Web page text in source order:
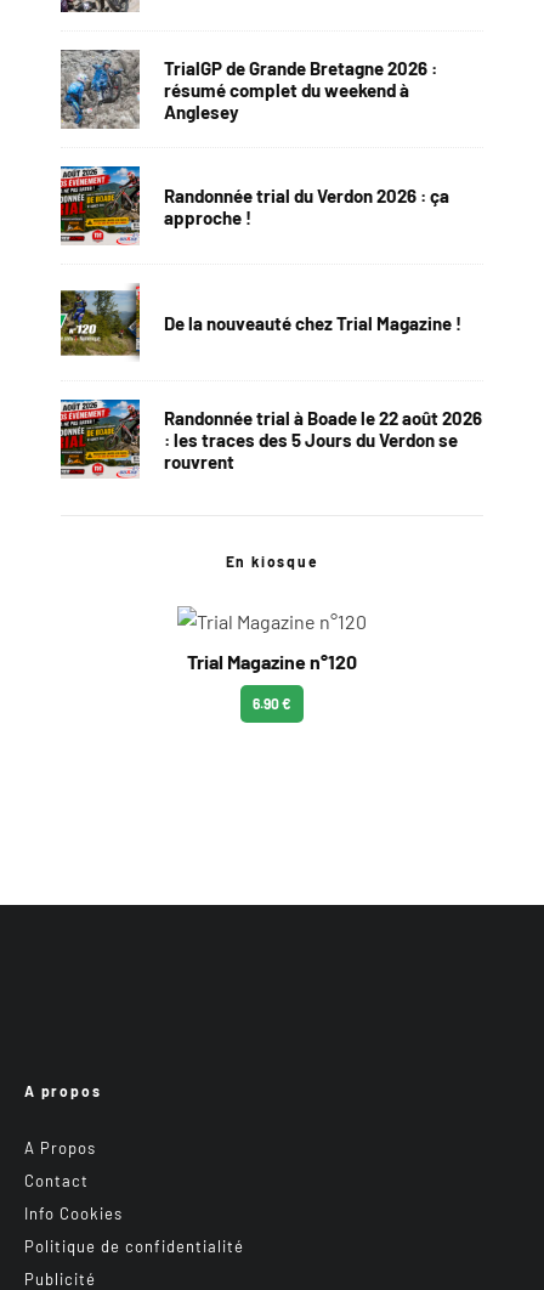
TrialGP de Grande Bretagne 2026 :
résumé complet du weekend à
Anglesey
Randonnée trial du Verdon 2026 : ça
approche !
De la nouveauté chez Trial Magazine !
Randonnée trial à Boade le 22 août 2026
: les traces des 5 Jours du Verdon se
rouvrent
En kiosque
Trial Magazine n°120
6.90 €
A propos
A Propos
Contact
Info Cookies
Politique de confidentialité
Publicité